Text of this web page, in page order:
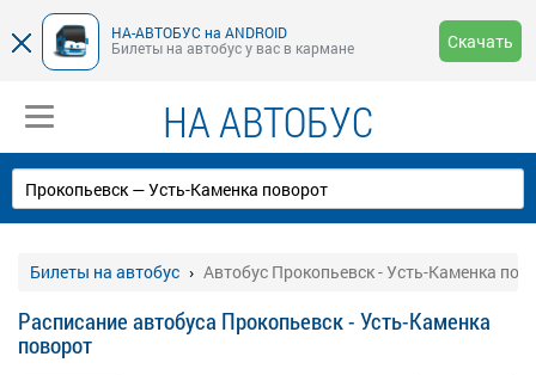
НА-АВТОБУС на ANDROID
Билеты на автобус у вас в кармане
Скачать
НА АВТОБУС
Билеты на автобус Автобус Прокопьевск - Усть-Каменка
Расписание автобуса Прокопьевск - Усть-Каменка
поворот